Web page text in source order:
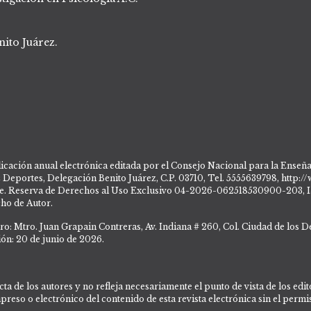
Juárez.
anual electrónica editada por el Consejo Nacional para la
Delegación Benito Juárez, C.P. 03710, Tel. 5555639798,
Reserva de Derechos al Uso Exclusivo 04-2026-062518530900-203,
de Autor.
Mtro. Juan Grapain Contreras, Av. Indiana # 260, Col. Ciudad de los
20 de junio de 2026.
de los autores y no refleja necesariamente el punto de vista de los
o electrónico del contenido de esta revista electrónica sin el